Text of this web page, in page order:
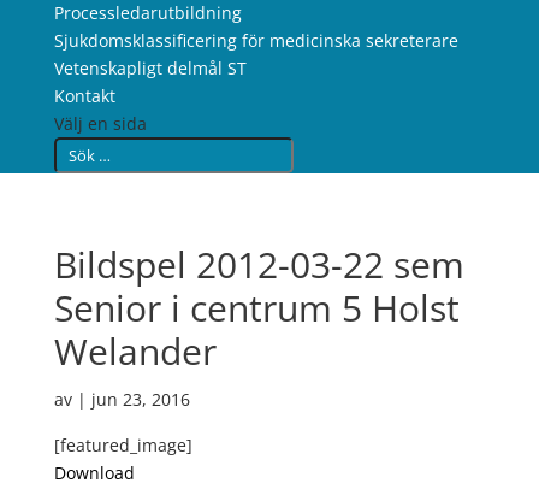
Processledarutbildning
Sjukdomsklassificering för medicinska sekreterare
Vetenskapligt delmål ST
Kontakt
Välj en sida
Bildspel 2012-03-22 sem
Senior i centrum 5 Holst
Welander
av | jun 23, 2016
[featured_image]
Download